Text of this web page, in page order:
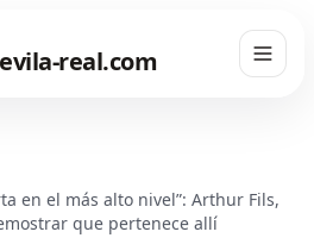
real.com
en el más alto nivel”: Arthur Fils,
que pertenece allí